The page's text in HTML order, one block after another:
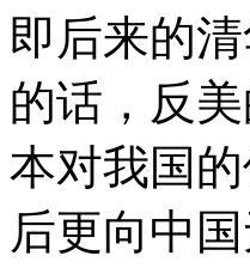
即后来的
的话，反
本对我国
后更向中